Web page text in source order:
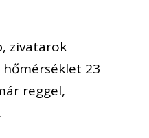
zivatarok
23
reggel,